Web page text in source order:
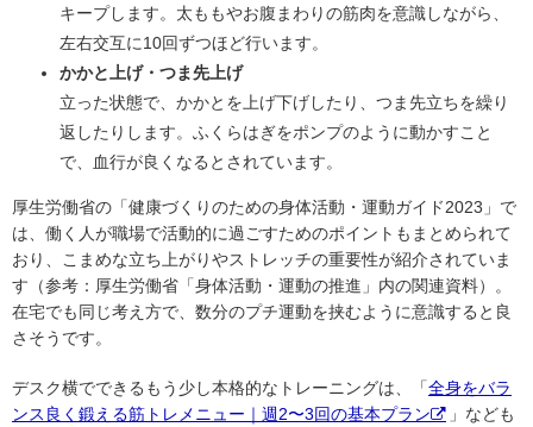
キープします。太ももやお腹まわりの筋肉を意識しながら、
左右交互に10回ずつほど行います。
かかと上げ・つま先上げ
立った状態で、かかとを上げ下げしたり、つま先立ちを繰り
返したりします。ふくらはぎをポンプのように動かすこと
で、血行が良くなるとされています。
厚生労働省の「健康づくりのための身体活動・運動ガイド2023」で
は、働く人が職場で活動的に過ごすためのポイントもまとめられて
おり、こまめな立ち上がりやストレッチの重要性が紹介されていま
す（参考：厚生労働省「身体活動・運動の推進」内の関連資料）。
在宅でも同じ考え方で、数分のプチ運動を挟むように意識すると良
さそうです。
デスク横でできるもう少し本格的なトレーニングは、「全身をバラ
ンス良く鍛える筋トレメニュー｜週2〜3回の基本プラン
」なども